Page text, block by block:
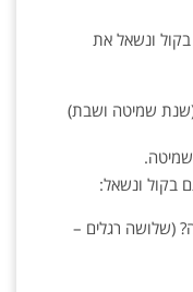
בקול ונשאל את
(שנת שמיטה ושבת)
בקול ונשאל:
(שלושה רגלים –